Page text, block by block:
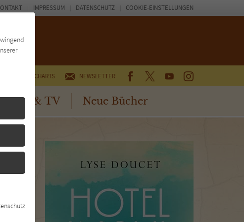
CHARTS NEWSLETTER FACEBOOKTWITTERYOUTUBEINSTAGRAM
Kino & TV Neue Bücher
IMPRESSUM DATENSCHUTZ COOKIE-EINSTELLUNGEN